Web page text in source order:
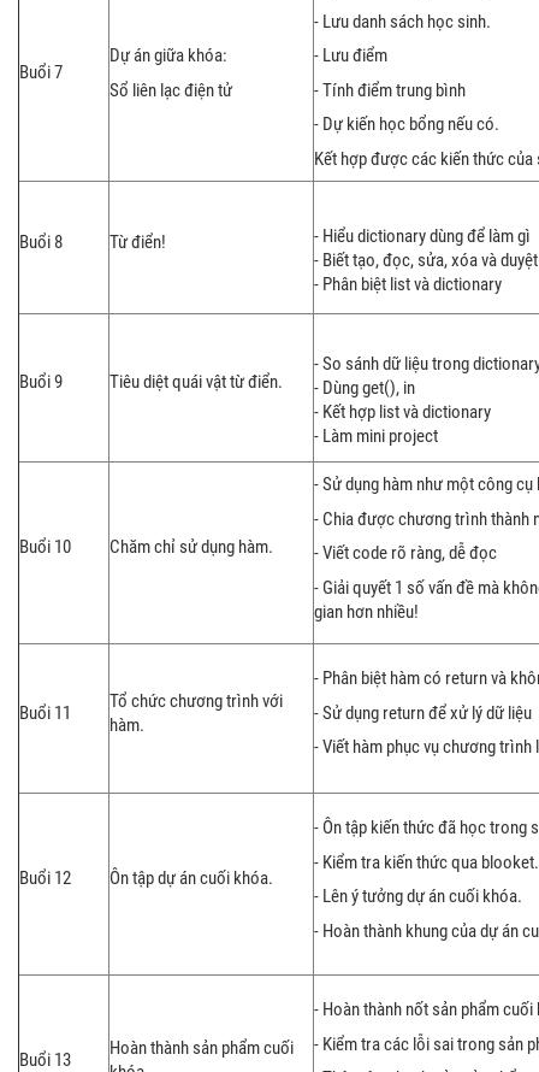
Buổi 7
Dự án giữa khóa:
Sổ liên lạc điện tử
- Lưu danh sách học sinh.
- Lưu điểm
- Tính điểm trung bình
- Dự kiến học bổng nếu có.
Kết hợp được các kiến thức
Buổi 8 Từ điển!
- Hiểu dictionary dùng để làm gì
- Biết tạo, đọc, sửa, xóa và
- Phân biệt list và dictionary
Buổi 9 Tiêu diệt quái vật từ điển.
- So sánh dữ liệu trong
- Dùng get(), in
- Kết hợp list và dictionary
- Làm mini project
Buổi 10 Chăm chỉ sử dụng hàm.
- Sử dụng hàm như một công cụ
- Chia được chương trình thành
- Viết code rõ ràng, dễ đọc
- Giải quyết 1 số vấn đề mà
gian hơn nhiều!
Buổi 11
Tổ chức chương trình với
hàm.
- Phân biệt hàm có return và
- Sử dụng return để xử lý dữ liệu
- Viết hàm phục vụ chương trình
Buổi 12 Ôn tập dự án cuối khóa.
- Ôn tập kiến thức đã học trong
- Kiểm tra kiến thức qua blooket.
- Lên ý tưởng dự án cuối khóa.
- Hoàn thành khung của dự án
Buổi 13
Hoàn thành sản phẩm cuối
- Hoàn thành nốt sản phẩm cuối
- Kiểm tra các lỗi sai trong sản